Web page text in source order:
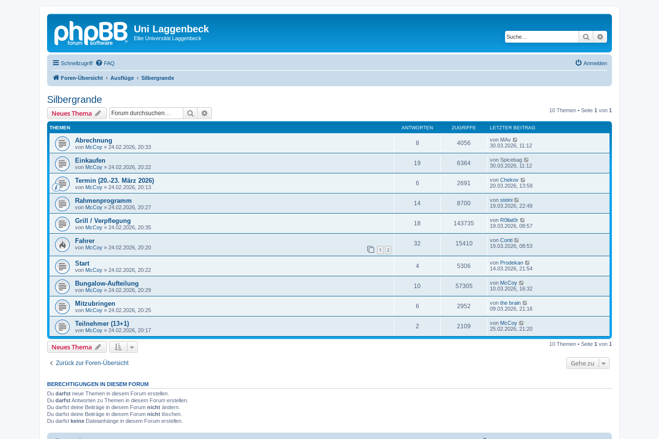
Uni Laggenbeck
Elite Universität Laggenbeck Suche
Schnellzugriff FAQ Anmelden
Foren-Übersicht Ausflüge Silbergrande
Silbergrande
Neues Thema Suche 10 Themen • Seite 1 von 1
THEMEN ANTWORTEN ZUGRIFFE LETZTER BEITRAG
Abrechnung
von McCoy » 24.02.2026, 20:33
8 4056 von MAv
30.03.2026, 11:12
Einkaufen
von McCoy » 24.02.2026, 20:22
19 6364 von Spicebag
30.03.2026, 11:12
Termin (20.-23. März 2026)
von McCoy » 24.02.2026, 20:13
6 2691 von Chekov
20.03.2026, 13:59
Rahmenprogramm
von McCoy » 24.02.2026, 20:27
14 8700 von steini
19.03.2026, 22:49
Grill / Verpflegung
von McCoy » 24.02.2026, 20:35
18 143735 von R0llat0r
19.03.2026, 08:57
Fahrer
von McCoy » 24.02.2026, 20:20 1 2
32 15410 von Conti
19.03.2026, 08:53
Start
von McCoy » 24.02.2026, 20:22
4 5306 von Prodekan
14.03.2026, 21:54
Bungalow-Aufteilung
von McCoy » 24.02.2026, 20:29
10 57305 von McCoy
10.03.2026, 16:32
Mitzubringen
von McCoy » 24.02.2026, 20:25
6 2952 von the brain
09.03.2026, 21:16
Teilnehmer (13+1)
von McCoy » 24.02.2026, 20:17
2 2109 von McCoy
25.02.2026, 21:20
Neues Thema 10 Themen • Seite 1 von 1
Zurück zur Foren-Übersicht Gehe zu
BERECHTIGUNGEN IN DIESEM FORUM
Du darfst neue Themen in diesem Forum erstellen.
Du darfstAntworten zu Themen in diesem Forum erstellen.
Du darfst deine Beiträge in diesem Forum nicht ändern.
Du darfst deine Beiträge in diesem Forum nicht löschen.
Du darfst keine Dateianhänge in diesem Forum erstellen.